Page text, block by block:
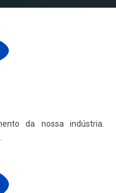
da nossa indústria.